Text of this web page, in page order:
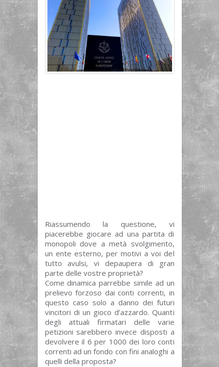
Riassumendo la questione, vi
piacerebbe giocare ad una partita di
monopoli dove a metà svolgimento,
un ente esterno, per motivi a voi del
tutto avulsi, vi depaupera di gran
parte delle vostre proprietà?
Come dinamica parrebbe simile ad un
prelievo forzoso dai conti correnti, in
questo caso solo a danno dei futuri
vincitori di un gioco d’azzardo. Quanti
degli attuali firmatari delle varie
petizioni sarebbero invece disposti a
devolvere il 6 per 1000 dei loro conti
correnti ad un fondo con fini analoghi a
quelli della proposta?